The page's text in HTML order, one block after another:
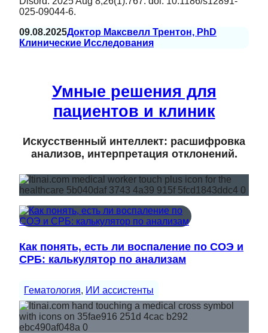
025-09044-6.
09.08.2025Доктор Максвелл Трентон, PhD
Клинические Исследования
Умные решения для
пациентов и клиник
Искусственный интеллект: расшифровка
анализов, интерпретация отклонений.
Как понять, есть ли воспаление по СОЭ и
СРБ: калькулятор по анализам
Гематология, ИИ ассистенты